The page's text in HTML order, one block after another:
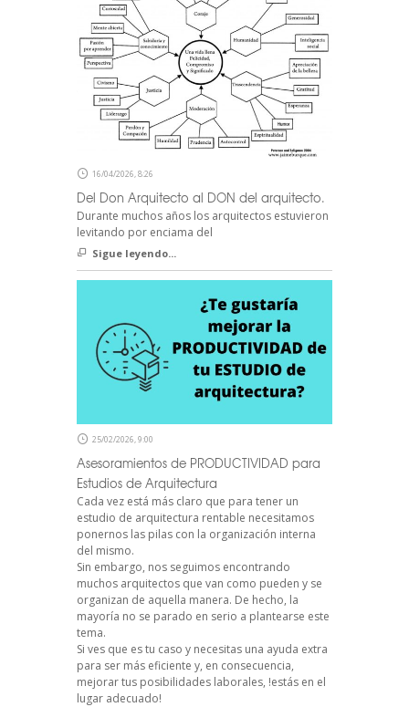
16/04/2026, 8:26
Del Don Arquitecto al DON del arquitecto.
Durante muchos años los arquitectos estuvieron
levitando por enciama del
Sigue leyendo...
25/02/2026, 9:00
Asesoramientos de PRODUCTIVIDAD para
Estudios de Arquitectura
Cada vez está más claro que para tener un
estudio de arquitectura rentable necesitamos
ponernos las pilas con la organización interna
del mismo.
Sin embargo, nos seguimos encontrando
muchos arquitectos que van como pueden y se
organizan de aquella manera. De hecho, la
mayoría no se parado en serio a plantearse este
tema.
Si ves que es tu caso y necesitas una ayuda extra
para ser más eficiente y, en consecuencia,
mejorar tus posibilidades laborales, !estás en el
lugar adecuado!